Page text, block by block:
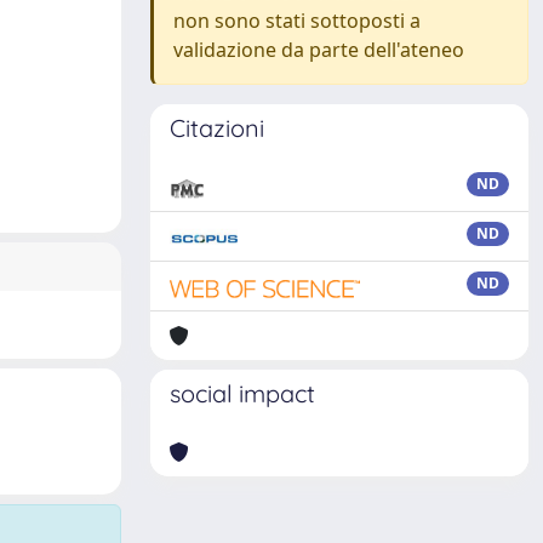
non sono stati sottoposti a
validazione da parte dell'ateneo
Citazioni
ND
ND
ND
social impact